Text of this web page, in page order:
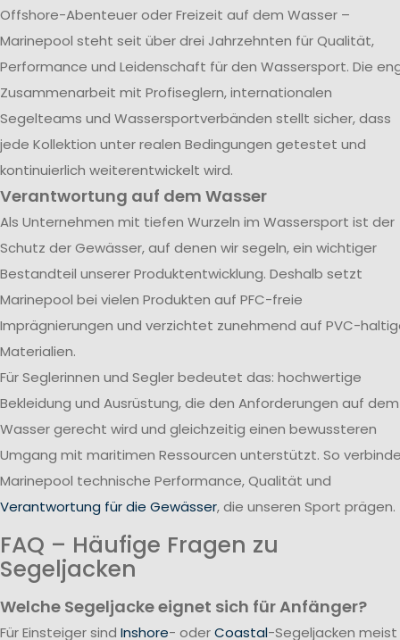
Offshore-Abenteuer oder Freizeit auf dem Wasser –
Marinepool steht seit über drei Jahrzehnten für Qualität,
Performance und Leidenschaft für den Wassersport. Die
Zusammenarbeit mit Profiseglern, internationalen
Segelteams und Wassersportverbänden stellt sicher, dass
jede Kollektion unter realen Bedingungen getestet und
kontinuierlich weiterentwickelt wird.
Verantwortung auf dem Wasser
Als Unternehmen mit tiefen Wurzeln im Wassersport ist der
Schutz der Gewässer, auf denen wir segeln, ein wichtiger
Bestandteil unserer Produktentwicklung. Deshalb setzt
Marinepool bei vielen Produkten auf PFC-freie
Imprägnierungen und verzichtet zunehmend auf PVC-
Materialien.
Für Seglerinnen und Segler bedeutet das: hochwertige
Bekleidung und Ausrüstung, die den Anforderungen auf dem
Wasser gerecht wird und gleichzeitig einen bewussteren
Umgang mit maritimen Ressourcen unterstützt. So
Marinepool technische Performance, Qualität und
Verantwortung für die Gewässer, die unseren Sport prägen.
FAQ – Häufige Fragen zu
Segeljacken
Welche Segeljacke eignet sich für Anfänger?
Für Einsteiger sind Inshore- oderCoastal-Segeljacken meist